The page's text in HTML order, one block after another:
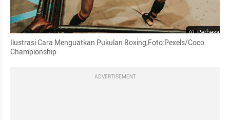
Perbesar
Ilustrasi Cara Menguatkan Pukulan Boxing,Foto:Pexels/Coco
Championship
ADVERTISEMENT